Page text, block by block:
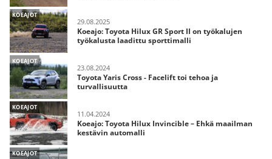
KOEAJOT
29.08.2025
Koeajo: Toyota Hilux GR Sport II on työkalujen
työkalusta laadittu sporttimalli
KOEAJOT
23.08.2024
Toyota Yaris Cross - Facelift toi tehoa ja
turvallisuutta
KOEAJOT
11.04.2024
Koeajo: Toyota Hilux Invincible – Ehkä maailman
kestävin automalli
KOEAJOT